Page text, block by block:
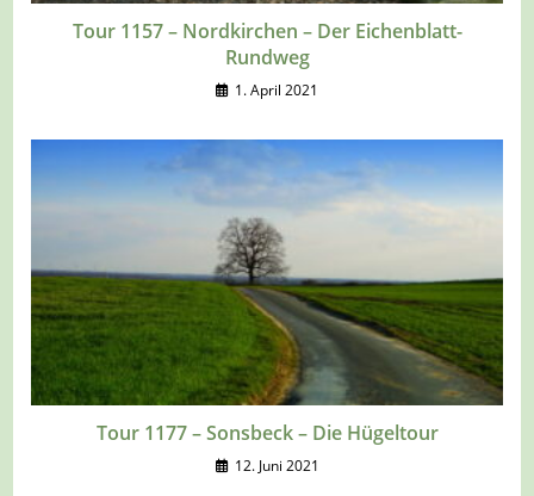
Tour 1157 – Nordkirchen – Der Eichenblatt-
Rundweg
1. April 2021
Tour 1177 – Sonsbeck – Die Hügeltour
12. Juni 2021